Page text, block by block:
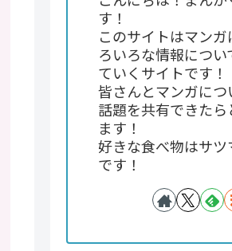
す！
このサイトはマン
ろいろな情報につい
ていくサイトです！
皆さんとマンガにつ
話題を共有できたら
ます！
好きな食べ物はサ
です！